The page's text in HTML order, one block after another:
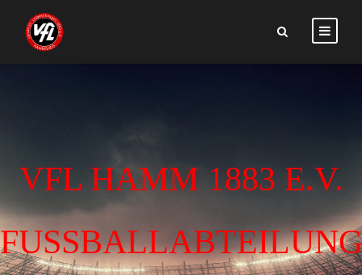
VFL HAMM 1883 E.V.
FUSSBALLABTEILUNG